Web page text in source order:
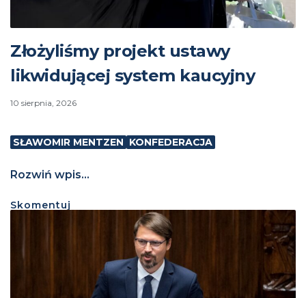
Złożyliśmy projekt ustawy
likwidującej system kaucyjny
10 sierpnia, 2026
SŁAWOMIR MENTZEN KONFEDERACJA
Rozwiń wpis...
Skomentuj